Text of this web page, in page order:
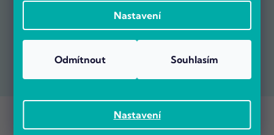
Nastavení
Nastavení
Odmítnout Souhlasím
POČÍTÁRNA.CZ. Všechna práva vyhrazena.